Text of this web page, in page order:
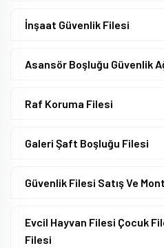
İnşaat Güvenlik Filesi
Asansör Boşluğu Güvenlik
Raf Koruma Filesi
Galeri Şaft Boşluğu Filesi
Güvenlik Filesi Satış Ve
Evcil Hayvan Filesi Çocuk
Filesi